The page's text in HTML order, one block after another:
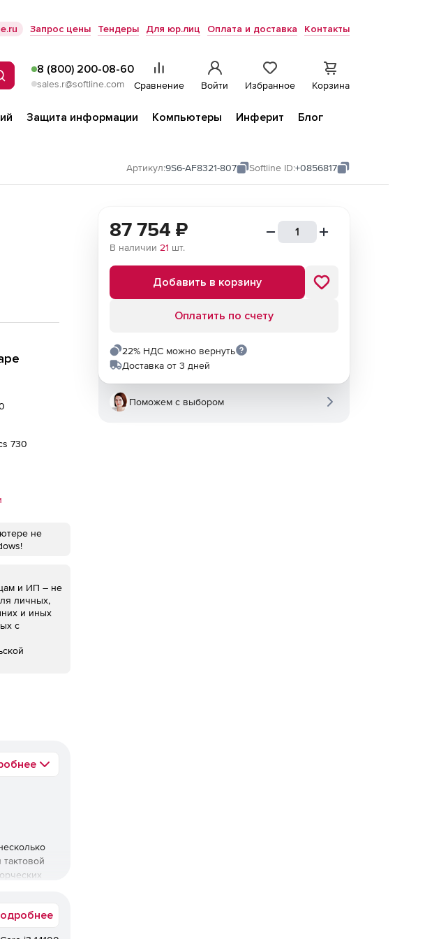
Запрос цены Тендеры Для юр.лиц Оплата и доставка Контакты
8 (800) 200-08-60
sales.r@softline.com Сравнение Войти Избранное Корзина
Защита информации Компьютеры Инферит
Блог
Артикул:9S6-AF8321-807 Softline ID:+0856817
730
не
и ИП – не
личных,
и иных
с
87 754 ₽
В наличии 21 шт.
Добавить в корзину
Оплатить по счету
22% НДС можно вернуть
Доставка от 3 дней
Поможем с выбором